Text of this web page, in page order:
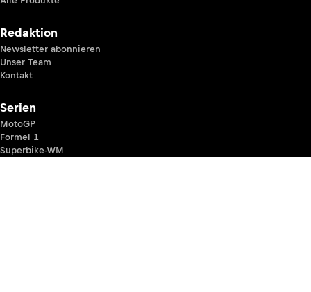
Redaktion
Newsletter abonnieren
Unser Team
Kontakt
Serien
MotoGP
Formel 1
Superbike-WM